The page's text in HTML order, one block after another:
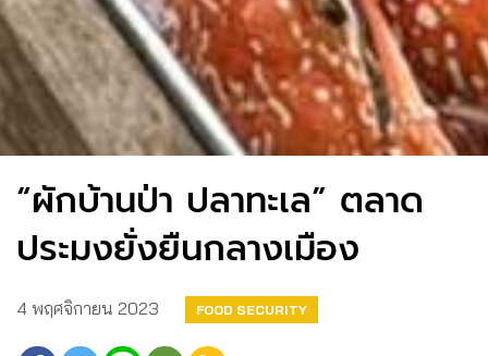
“ผักบ้านป่า ปลาทะเล” ตลาด
ประมงยั่งยืนกลางเมือง
4 พฤศจิกายน 2023 FOOD SECURITY